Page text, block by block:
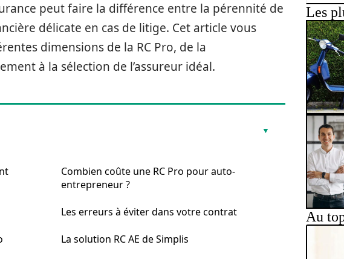
peut faire la différence entre la pérennité de
délicate en cas de litige. Cet article vous
dimensions de la RC Pro, de la
à la sélection de l’assureur idéal.
Combien coûte une RC Pro pour auto-
entrepreneur ?
Les erreurs à éviter dans votre contrat
La solution RC AE de Simplis
Les
Au